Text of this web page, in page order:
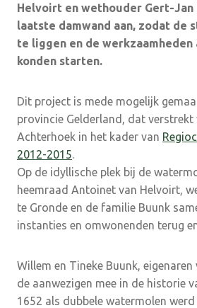
Helvoirt en wethouder Gert-Jan
laatste damwand aan, zodat de
te liggen en de werkzaamheden
konden starten.
Dit project is mede mogelijk
provincie Gelderland, dat
Achterhoek in het kader van
2012-2015.
Op de idyllische plek bij de
heemraad Antoinet van Helvoirt,
te Gronde en de familie Buunk
instanties en omwonenden terug
Willem en Tineke Buunk,
de aanwezigen mee in de historie
1652 als dubbele watermolen